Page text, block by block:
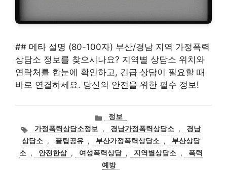
## 메타 설명 (80-100자) 부산/경남 지역 가정폭력
상담소 정보를 찾으시나요? 지역별 상담소 위치와
연락처를 한눈에 확인하고, 긴급 상담이 필요할 때
바로 연결하세요. 당신의 안전을 위한 필수 정보!
카
테
고
리
정보
태
그
가정폭력상담소정보 , 경남가정폭력상담소 ,
경남
상담소 , 꿀팁공유 , 부산가정폭력상담소 ,
부산상담
소 , 안전한삶 , 여성폭력상담 , 지역별상담소 ,
폭력
예방